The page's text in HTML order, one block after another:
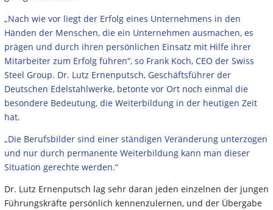
„Nach wie vor liegt der Erfolg eines Unternehmens in den
Händen der Menschen, die ein Unternehmen ausmachen, es
prägen und durch ihren persönlichen Einsatz mit Hilfe ihrer
Mitarbeiter zum Erfolg führen“, so Frank Koch, CEO der Swiss
Steel Group. Dr. Lutz Ernenputsch, Geschäftsführer der
Deutschen Edelstahlwerke, betonte vor Ort noch einmal die
besondere Bedeutung, die Weiterbildung in der heutigen Zeit
hat.
„Die Berufsbilder sind einer ständigen Veränderung unterzogen
und nur durch permanente Weiterbildung kann man dieser
Situation gerechte werden.“
Dr. Lutz Ernenputsch lag sehr daran jeden einzelnen der jungen
Führungskräfte persönlich kennenzulernen, und der Übergabe